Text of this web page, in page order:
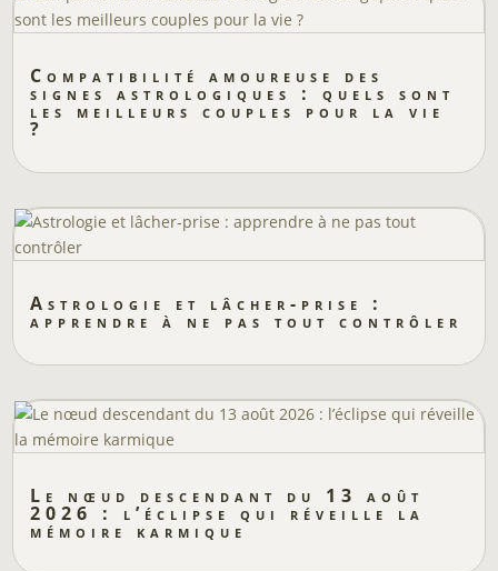
Compatibilité amoureuse des
signes astrologiques : quels sont
les meilleurs couples pour la vie
?
Astrologie et lâcher-prise :
apprendre à ne pas tout contrôler
Le nœud descendant du 13 août
2026 : l’éclipse qui réveille la
mémoire karmique